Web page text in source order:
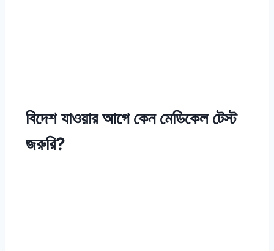
বিদেশ যাওয়ার আগে কেন মেডিকেল টেস্ট
জরুরি?